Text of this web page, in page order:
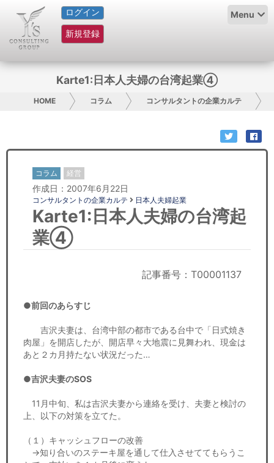
ログイン
新規登録
Menu
HOME
サービス紹介
グループ概要
日本人にPR
コンサルティング
リサーチ
経済ニュース
労務顧問
Karte1:日本人夫婦の台湾起業④
HOME コラム コンサルタントの企業カルテ
コラム 経営
作成日：2007年6月22日
コンサルタントの企業カルテ 日本人夫婦起業
Karte1:日本人夫婦の台湾起
業④
記事番号：T00001137
●前回のあらすじ
吉沢夫妻は、台湾中部の都市である台中で「日式焼き
肉屋」を開店したが、開店早々大地震に見舞われ、現金は
あと２カ月持たない状況だった…
●吉沢夫妻のSOS
11月中旬、私は吉沢夫妻から連絡を受け、夫妻と検討の
上、以下の対策を立てた。
（１）キャッシュフローの改善
→知り合いのステーキ屋を通して仕入させててもらうこ